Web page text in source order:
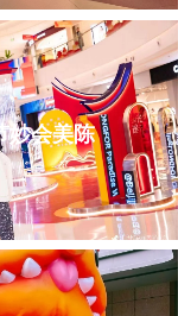
妙会美陈